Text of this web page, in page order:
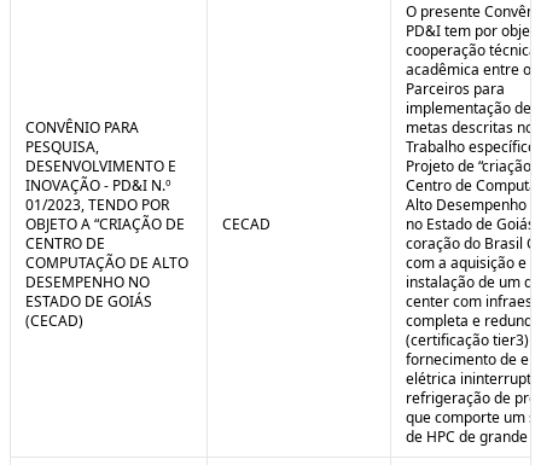
CONVÊNIO PARA
PESQUISA,
DESENVOLVIMENTO E
INOVAÇÃO - PD&I N.º
01/2023, TENDO POR
OBJETO A “CRIAÇÃO DE
CENTRO DE
COMPUTAÇÃO DE ALTO
DESEMPENHO NO
ESTADO DE GOIÁS
(CECAD)
CECAD
O presente
PD&I tem por
cooperação técnica
acadêmica entre os
Parceiros para
implementação de
metas descritas no
Trabalho específico
Projeto de “criação
Centro de
Alto Desempenho
no Estado de
coração do Brasil
com a aquisição e
instalação de um
center com
completa e
(certificação tier3)
fornecimento de
elétrica
refrigeração de
que comporte um
de HPC de grande